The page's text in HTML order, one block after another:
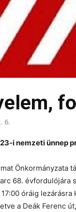
6.
i nemzeti ünnep
Önkormányzata
68.
óráig
a Deák Ferenc